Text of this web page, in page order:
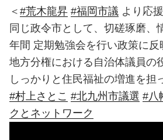
＜ #荒木龍昇 #福岡市議 より応
同じ政令市として、切磋琢磨、
年間 定期勉強会を行い政策に反
地方分権における自治体議員の
しっかりと住民福祉の増進を担
#村上さとこ #北九州市議選 #八
クとネットワーク